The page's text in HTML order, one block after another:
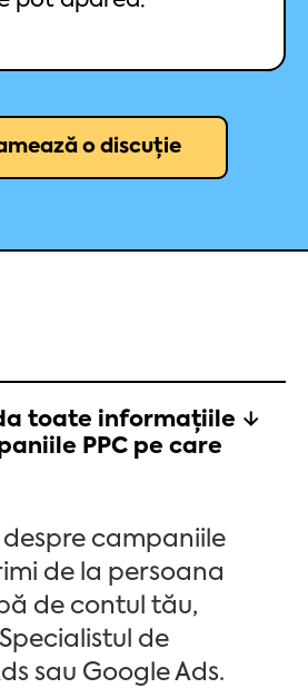
o discuție
toate informațiile
PPC pe care
campaniile
de la persoana
de contul tău,
de
sau Google Ads.